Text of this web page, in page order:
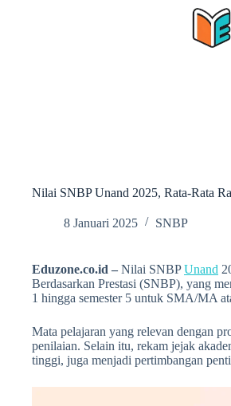
Nilai SNBP Unand 2025, Rata-Rata
8 Januari 2025 SNBP
Eduzone.co.id – Nilai SNBPUnand
Berdasarkan Prestasi (SNBP), yang
1 hingga semester 5 untuk SMA/MA
Mata pelajaran yang relevan dengan
penilaian. Selain itu, rekam jejak
tinggi, juga menjadi pertimbangan